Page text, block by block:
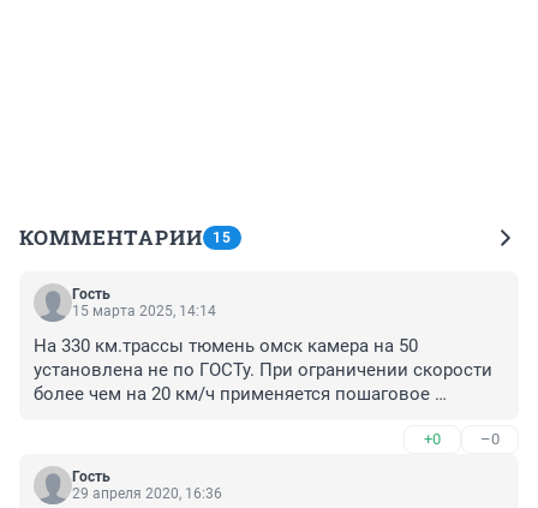
КОММЕНТАРИИ 15
Гость
15 марта 2025, 14:14
На 330 км.трассы тюмень омск камера на 50
установлена не по ГОСТу. При ограничении скорости
более чем на 20 км/ч применяется пошаговое
+0 –0
Гость
29 апреля 2020, 16:36